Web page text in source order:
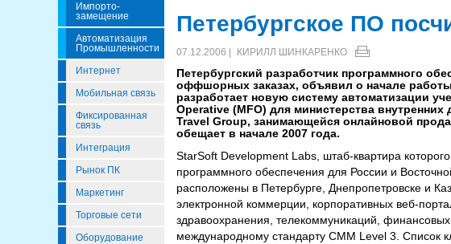
Импорто­
Замещение
Автоматизация
Промышленности
Интернет
Мобильная связь
Фиксированная
связь
Интеграция
Рынок ПК
Маркетинг
Торговые сети
Оборудование
Петербургское ПО
07.12.2006 | КИРИЛЛ ШИНКАРЕНКО
Петербургский разработчик программного
оффшорных заказах, объявил о начале
разработает новую систему автоматизации
Operative (MFO) для министерства
Travel Group, занимающейся онлайновой
обещает в начале 2007 года.
StarSoft Development Labs, штаб-квартира
программного обеспечения для России и
расположены в Петербурге, Днепропетровске и
электронной коммерции, корпоративных веб-
здравоохранения, телекоммуникаций,
международному стандарту CMM Level 3. Список